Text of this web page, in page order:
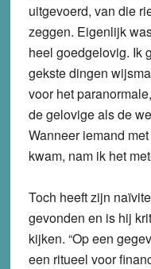
uitgevoerd, van die
zeggen. Eigenlijk
heel goedgelovig. Ik
gekste dingen
voor het
de gelovige als de
Wanneer iemand
kwam, nam ik het
Toch heeft zijn
gevonden en is hij
kijken. “Op een
een ritueel voor